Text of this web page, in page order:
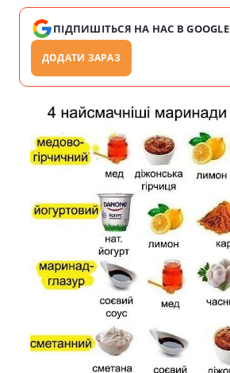
ПІДПИШІТЬСЯ НА НАС В GOOGLE
ДОДАТИ ЗАРАЗ